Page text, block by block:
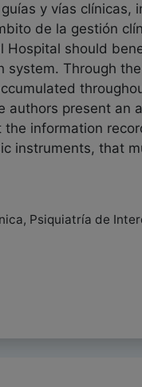
y vías
de la gestión
Hospital should
system. Through
authors present
information
instruments, that
Psiquiatría de